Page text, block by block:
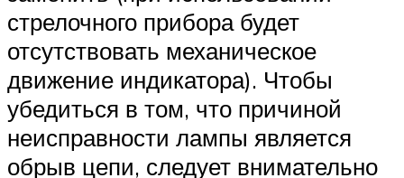
стрелочного прибора будет
отсутствовать механическое
движение индикатора). Чтобы
убедиться в том, что причиной
неисправности лампы является
обрыв цепи, следует внимательно